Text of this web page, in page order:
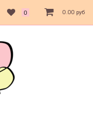
0 0.00 руб